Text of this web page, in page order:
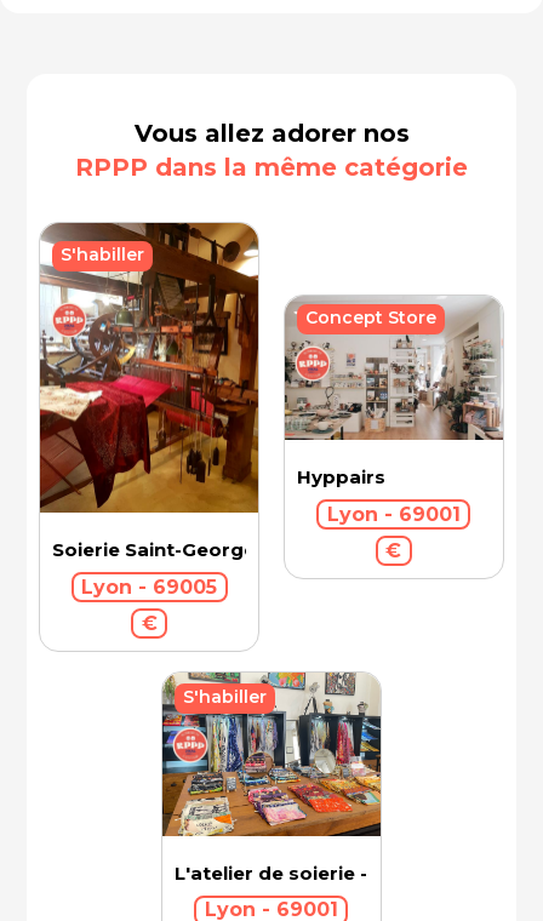
Vous allez adorer nos
RPPP dans la même catégorie
Soierie Saint-Georges
Lyon - 69005
€
S'habiller
Hyppairs
Lyon - 69001
€
Concept Store
L'atelier de soierie - Brochier Soieries
Lyon - 69001
S'habiller